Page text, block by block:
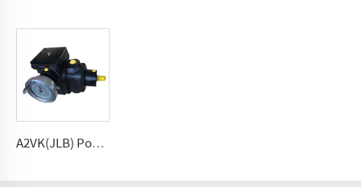
A2VK(JLB) Pompa pengukur tekanan tinggi untuk PU 5, 12, 28, 55, 107, 225(cmᶟ ⁄rev)